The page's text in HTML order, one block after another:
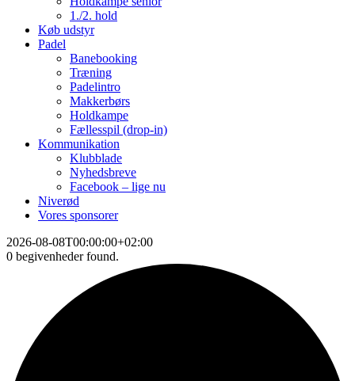
1./2. hold
Køb udstyr
Padel
Banebooking
Træning
Padelintro
Makkerbørs
Holdkampe
Fællesspil (drop-in)
Kommunikation
Klubblade
Nyhedsbreve
Facebook – lige nu
Niverød
Vores sponsorer
2026-08-08T00:00:00+02:00
0 begivenheder found.